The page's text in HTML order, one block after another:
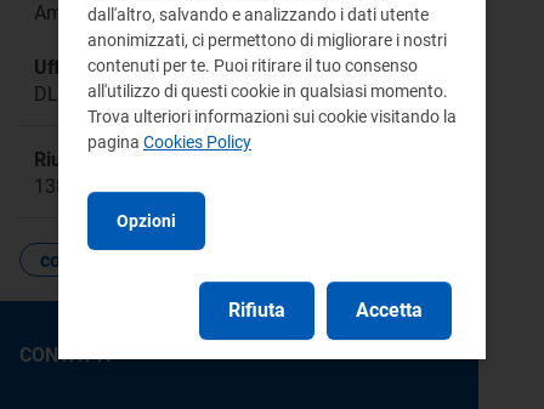
Amministrazione/Organizzazione
Ufficio responsabile:
DLEG
Riunione:
1389a
controversie e arbitrati
CONTATTI
dall'altro, salvando e analizzando i dati utente
anonimizzati, ci permettono di migliorare i nostri
contenuti per te. Puoi ritirare il tuo consenso
all'utilizzo di questi cookie in qualsiasi momento.
Trova ulteriori informazioni sui cookie visitando la
pagina Cookies Policy
Opzioni
Rifiuta Accetta